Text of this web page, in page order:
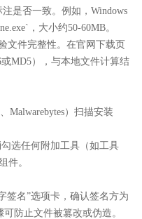
是否一致。例如，Windows
，大小约50-60MB。
文件完整性。在官网下载页
MD5），与本地文件计算结
Malwarebytes）扫描安装
选任何附加工具（如工具
件。
名”选项卡，确认签名方为
防止文件被篡改或伪造。